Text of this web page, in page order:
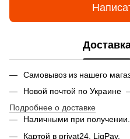
Самовывоз из нашего
Новой почтой по Украине
Подробнее о доставке
Наличными при получении.
Картой в privat24, LiqPay.